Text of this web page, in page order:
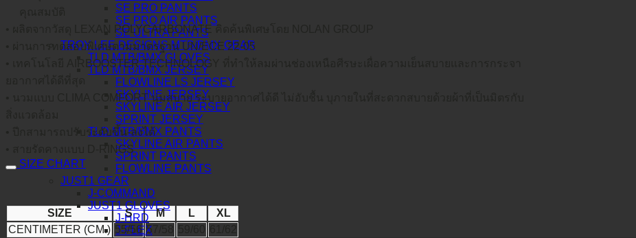
SE PRO PANTS
SE PRO AIR PANTS
SE ULTRA PANTS
TROY LEE DESIGNS MTB/BMX GEAR
TLD MTB/BMX GLOVES
TLD MTB/BMX JERSEY
FLOWLINE LS JERSEY
SKYLINE JERSEY
SKYLINE AIR JERSEY
SPRINT JERSEY
TLD MTB/BMX PANTS
SKYLINE AIR PANTS
SPRINT PANTS
FLOWLINE PANTS
JUST1 GEAR
J-COMMAND
JUST1 GLOVES
J-HRD
J-FLEX
• ผลิตจากวัสดุ LEXAN POLYCARBONATE คิดค้นพิเศษโดย NOLAN GROUP
• ผ่านการทดสอบพิเศษตามมาตรฐาน UN/ECE 22-05
• เทคโนโลยี AIRBOOSTER TECHNOLOGY ที่ทำให้ลมผ่านช่องเหนือศีรษะเผื่อความเย็นสบายและการกระจา
• นวมแบบ CLIMA COMFORT นุ่มสบาย ระบายอากาศได้ดี ไม่อับชื้น บุภายในที่สะดวกสบายด้วยผ้าที่เป็นมิตรกับ
• ปีกสามารถปรับระดับขึ้น-ลงได้
• สายรัดคางแบบ D-RINGS
SIZE CHART
SIZE S M L
XL
CENTIMETER (CM.) 55/56 57/58